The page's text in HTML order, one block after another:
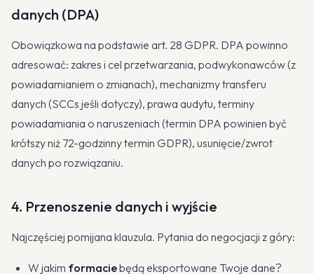
danych (DPA)
Obowiązkowa na podstawie art. 28 GDPR. DPA powinno
adresować: zakres i cel przetwarzania, podwykonawców (z
powiadamianiem o zmianach), mechanizmy transferu
danych (SCCs jeśli dotyczy), prawa audytu, terminy
powiadamiania o naruszeniach (termin DPA powinien być
krótszy niż 72-godzinny termin GDPR), usunięcie/zwrot
danych po rozwiązaniu.
4. Przenoszenie danych i wyjście
Najczęściej pomijana klauzula. Pytania do negocjacji z góry:
W jakim formaciebędą eksportowane Twoje dane?